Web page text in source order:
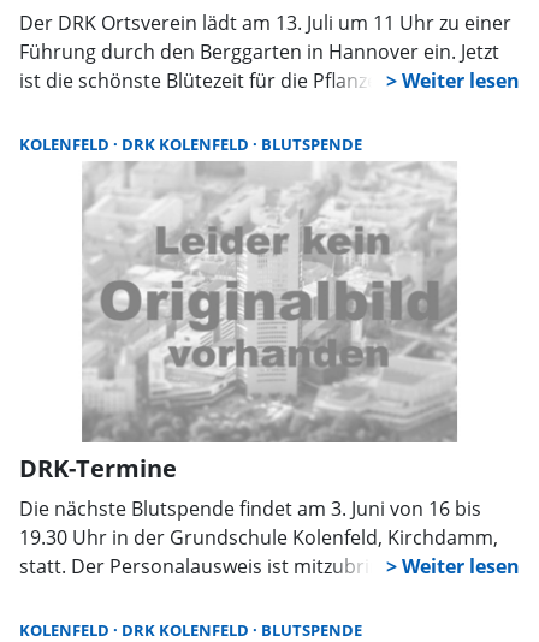
Der DRK Ortsverein lädt am 13. Juli um 11 Uhr zu einer
Führung durch den Berggarten in Hannover ein. Jetzt
ist die schönste Blütezeit für die Pflanzen jeglicher Art.
bei Helga Elsner unter 05031/12387 oder bei Renate
Tätz unter 05031/2911 entgegengenommen. Die
Gruppe fährt mit der Bahn nach Hannover. Weitere
Informationen dazu gibt es nach der Anmeldung.
KOLENFELD DRK KOLENFELD BLUTSPENDE
DRK-Termine
Die nächste Blutspende findet am 3. Juni von 16 bis
19.30 Uhr in der Grundschule Kolenfeld, Kirchdamm,
statt. Der Personalausweis ist mitzubringen. Nch der
eingeladen. Zum Spargelessen wird am Mittwoch, den
KOLENFELD DRK KOLENFELD BLUTSPENDE